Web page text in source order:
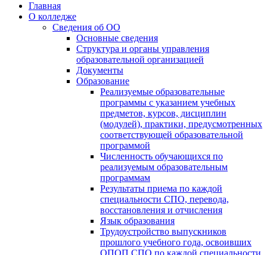
Главная
О колледже
Сведения об ОО
Основные сведения
Структура и органы управления
образовательной организацией
Документы
Образование
Реализуемые образовательные
программы с указанием учебных
предметов, курсов, дисциплин
(модулей), практики, предусмотренных
соответствующей образовательной
программой
Численность обучающихся по
реализуемым образовательным
программам
Результаты приема по каждой
специальности СПО, перевода,
восстановления и отчисления
Язык образования
Трудоустройство выпускников
прошлого учебного года, освоивших
ОПОП СПО по каждой специальности